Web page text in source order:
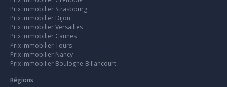
Prix immobilier Strasbourg
Prix immobilier Dijon
Prix immobilier Versailles
Prix immobilier Cannes
Prix immobilier Tours
Prix immobilier Nancy
Prix immobilier Boulogne-Billancourt
Régions